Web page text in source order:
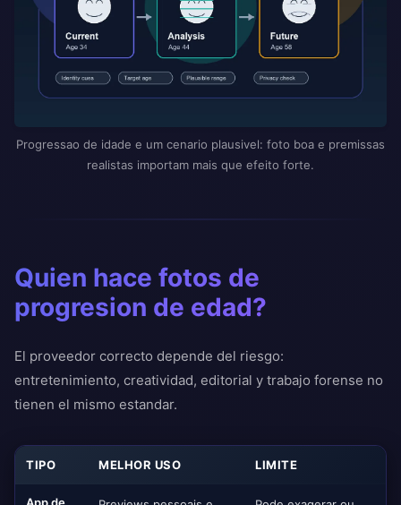
Progressao de idade e um cenario plausivel: foto boa e premissas
realistas importam mais que efeito forte.
Quien hace fotos de
progresion de edad?
El proveedor correcto depende del riesgo:
entretenimiento, creatividad, editorial y trabajo forense no
tienen el mismo estandar.
TIPO MELHOR USO LIMITE